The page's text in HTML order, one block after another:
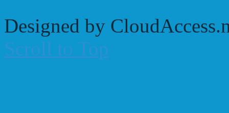
Designed by
Scroll to Top